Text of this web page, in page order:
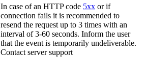
In case of an HTTP code 5xx or if
connection fails it is recommended to
resend the request up to 3 times with an
interval of 3-60 seconds. Inform the user
that the event is temporarily undeliverable.
Contact server support